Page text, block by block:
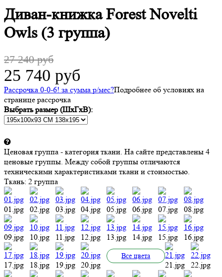
Диван-книжка Forest Novelti
Owls (3 группа)
27 240 руб
25 740 руб
Рассрочка 0-0-6! за сумма р/мес?Подробнее об условиях на
странице рассрочка
Выбрать размер (ШхГхВ):
Ценовая группа - категория ткани. На сайте представлены 4
ценовые группы. Между собой группы отличаются
техническими характеристиками ткани и стоимостью.
Ткань: 2 группа
01.jpg 02.jpg 03.jpg 04.jpg 05.jpg 06.jpg 07.jpg 08.jpg
09.jpg 10.jpg 11.jpg 12.jpg 13.jpg 14.jpg 15.jpg 16.jpg
17.jpg 18.jpg 19.jpg 20.jpg
Все цвета
21.jpg 22.jpg